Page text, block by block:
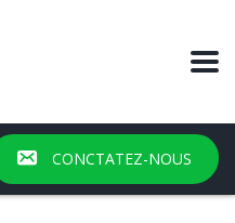
CONCTATEZ-NOUS